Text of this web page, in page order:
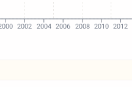
2002 2004 2006 2008 2010 2012